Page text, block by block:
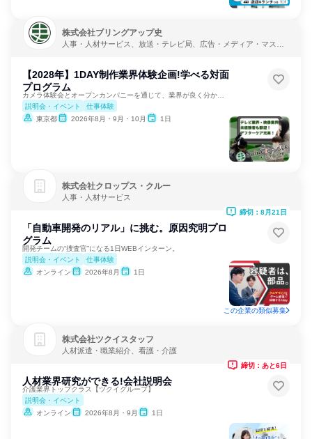
株式会社ブリングアップ史
人事・人材サービス、放送・テレビ局、広告・メディア・マスコ
【2028年】1DAY制作業界体験企画!学べる対面
プログラム
説明会・イベント
仕事体験
東京都
2026年8月・9月・10月 1日
株式会社クロップス・クルー
人事・人材サービス
「自動車開発のリアル」に挑む。原因究明プロ
グラム
開発チームの“捜査官”になる1日WEBインターン。
説明会・イベント
仕事体験
オンライン
2026年8月 1日
締切：8月21日
この企業の類似募集
株式会社ツクイスタッフ
人材派遣・職業紹介、看護・介護
人材業界研究ができる!会社説明会
介護業界トップクラス【ツクイグループ】
説明会・イベント
オンライン
2026年8月・9月 1日
締切：あと6日